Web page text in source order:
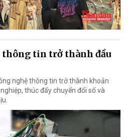
tin trở thành đầu
nghệ thông tin trở thành khoản
thúc đẩy chuyển đổi số và